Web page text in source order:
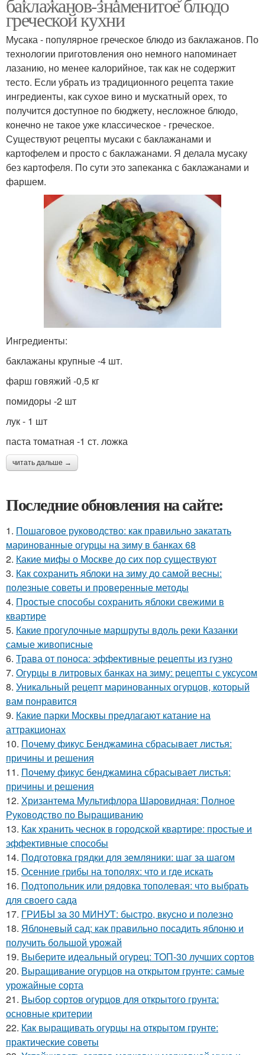
баклажанов-знаменитое блюдо
греческой кухни
Мусака - популярное греческое блюдо из баклажанов. По
технологии приготовления оно немного напоминает
лазанию, но менее калорийное, так как не содержит
тесто. Если убрать из традиционного рецепта такие
ингредиенты, как сухое вино и мускатный орех, то
получится доступное по бюджету, несложное блюдо,
конечно не такое уже классическое - греческое.
Существуют рецепты мусаки с баклажанами и
картофелем и просто с баклажанами. Я делала мусаку
без картофеля. По сути это запеканка с баклажанами и
фаршем.
Ингредиенты:
баклажаны крупные -4 шт.
фарш говяжий -0,5 кг
помидоры -2 шт
лук - 1 шт
паста томатная -1 ст. ложка
читать дальше →
Последние обновления на сайте:
1. Пошаговое руководство: как правильно закатать
маринованные огурцы на зиму в банках 68
2. Какие мифы о Москве до сих пор существуют
3. Как сохранить яблоки на зиму до самой весны:
полезные советы и проверенные методы
4. Простые способы сохранить яблоки свежими в
квартире
5. Какие прогулочные маршруты вдоль реки Казанки
самые живописные
6. Трава от поноса: эффективные рецепты из гузно
7. Огурцы в литровых банках на зиму: рецепты с уксусом
8. Уникальный рецепт маринованных огурцов, который
вам понравится
9. Какие парки Москвы предлагают катание на
аттракционах
10. Почему фикус Бенджамина сбрасывает листья:
причины и решения
11. Почему фикус бенджамина сбрасывает листья:
причины и решения
12. Хризантема Мультифлора Шаровидная: Полное
Руководство по Выращиванию
13. Как хранить чеснок в городской квартире: простые и
эффективные способы
14. Подготовка грядки для земляники: шаг за шагом
15. Осенние грибы на тополях: что и где искать
16. Подтопольник или рядовка тополевая: что выбрать
для своего сада
17. ГРИБЫ за 30 МИНУТ: быстро, вкусно и полезно
18. Яблоневый сад: как правильно посадить яблоню и
получить большой урожай
19. Выберите идеальный огурец: ТОП-30 лучших сортов
20. Выращивание огурцов на открытом грунте: самые
урожайные сорта
21. Выбор сортов огурцов для открытого грунта:
основные критерии
22. Как выращивать огурцы на открытом грунте:
практические советы